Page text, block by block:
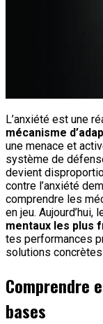
L’anxiété est une
mécanisme
une menace et
système de
devient
contre l’anxiété
comprendre les
en jeu. Aujourd’hui,
mentaux les plus
tes performances
solutions
Comprendre
bases